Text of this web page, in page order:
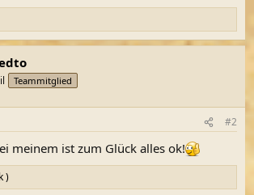
Teammitglied
#2
meinem ist zum Glück alles ok!
)